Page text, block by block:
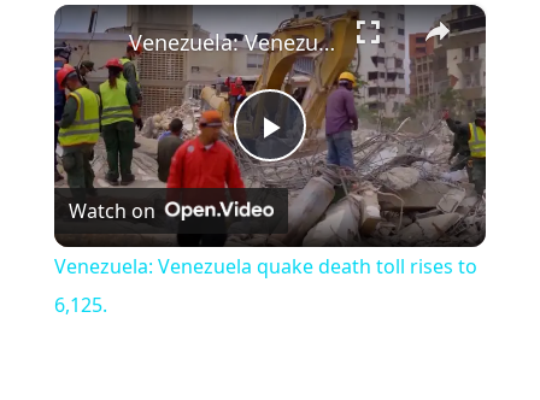
×
Play Video
Venezuela: Venezuela quake death toll rises to 6,125.
Watch on
Venezuela: Venezuela quake death toll rises to
6,125.